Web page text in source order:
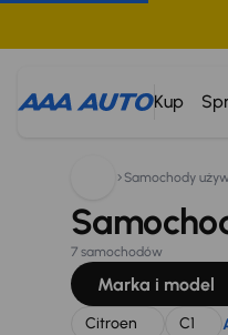
Kup
Szukam:
Samochody
7 samochodów
Marka i model
Citroen C1